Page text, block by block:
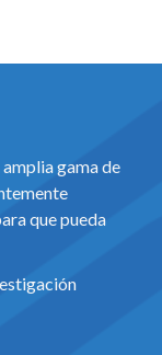
gama de
que pueda